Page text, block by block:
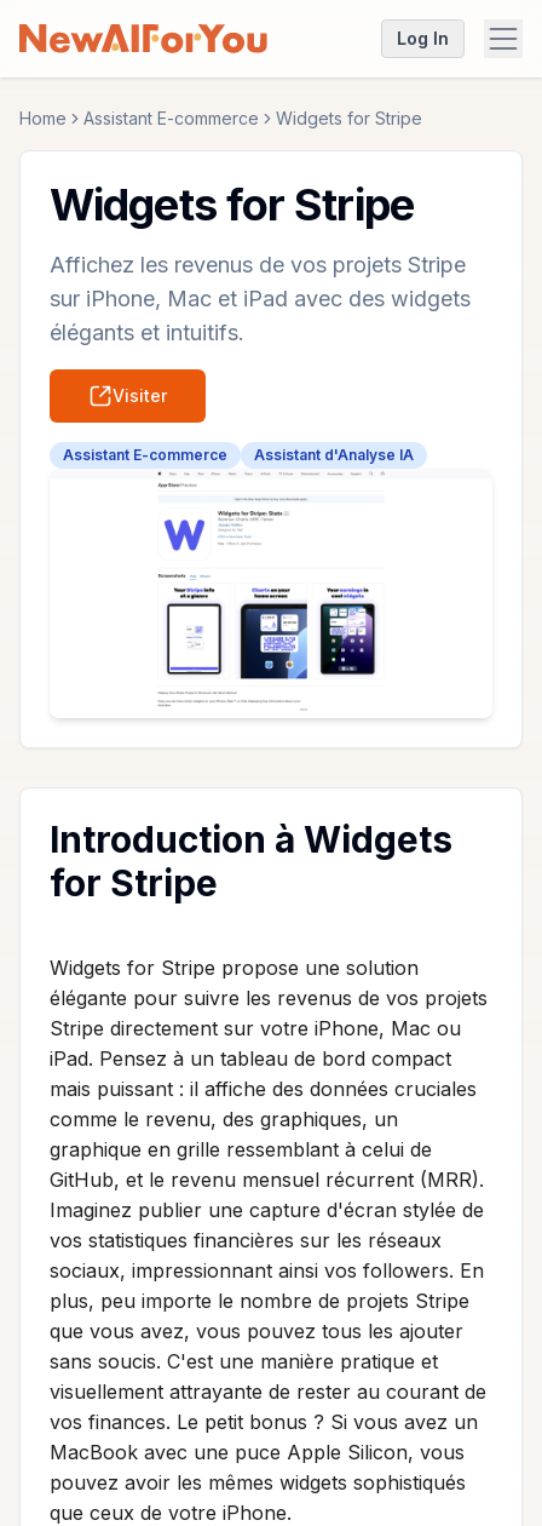
Log In
Home Assistant E-commerce Widgets for Stripe
Widgets for Stripe
Affichez les revenus de vos projets Stripe
sur iPhone, Mac et iPad avec des widgets
élégants et intuitifs.
Visiter
Assistant E-commerce Assistant d'Analyse IA
Introduction à Widgets
for Stripe
Widgets for Stripe propose une solution
élégante pour suivre les revenus de vos projets
Stripe directement sur votre iPhone, Mac ou
iPad. Pensez à un tableau de bord compact
mais puissant : il affiche des données cruciales
comme le revenu, des graphiques, un
graphique en grille ressemblant à celui de
GitHub, et le revenu mensuel récurrent (MRR).
Imaginez publier une capture d'écran stylée de
vos statistiques financières sur les réseaux
sociaux, impressionnant ainsi vos followers. En
plus, peu importe le nombre de projets Stripe
que vous avez, vous pouvez tous les ajouter
sans soucis. C'est une manière pratique et
visuellement attrayante de rester au courant de
vos finances. Le petit bonus ? Si vous avez un
MacBook avec une puce Apple Silicon, vous
pouvez avoir les mêmes widgets sophistiqués
que ceux de votre iPhone.